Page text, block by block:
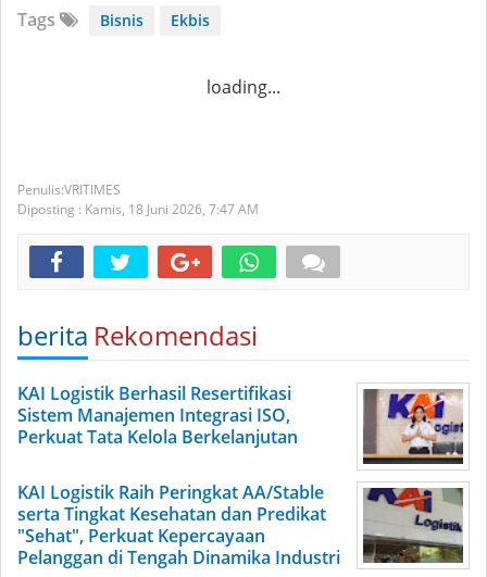
Tags Bisnis Ekbis
loading...
VRITIMES
Diposting : Kamis, 18 Juni 2026, 7:47 AM
berita Rekomendasi
KAI Logistik Berhasil Resertifikasi
Sistem Manajemen Integrasi ISO,
Perkuat Tata Kelola Berkelanjutan
KAI Logistik Raih Peringkat AA/Stable
serta Tingkat Kesehatan dan Predikat
"Sehat", Perkuat Kepercayaan
Pelanggan di Tengah Dinamika Industri